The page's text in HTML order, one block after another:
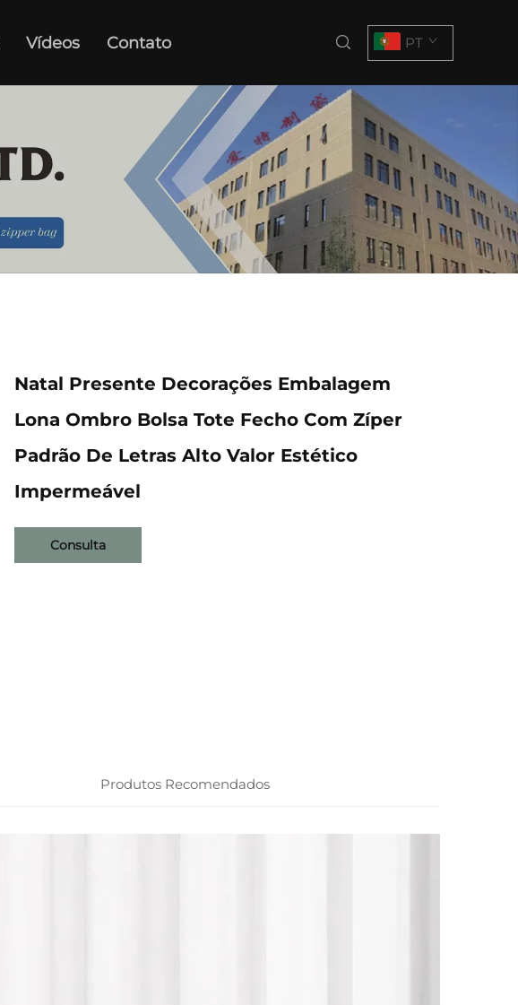
Vídeos Contato PT
Natal Presente Decorações Embalagem
Lona Ombro Bolsa Tote Fecho Com Zíper
Padrão De Letras Alto Valor Estético
Impermeável
Consulta
Produtos Recomendados